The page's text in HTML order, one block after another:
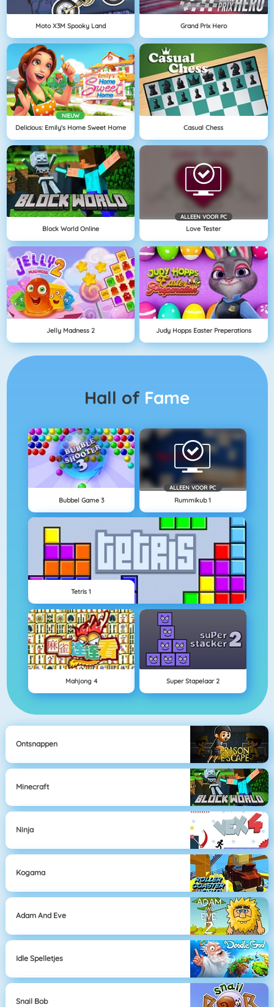
Moto X3M Spooky Land Grand Prix Hero
NIEUW
Delicious: Emily's Home Sweet Home Casual Chess
Block World Online
ALLEEN VOOR PC
Love Tester
Jelly Madness 2 Judy Hopps Easter Preperations
Hall of Fame
Bubbel Game 3
ALLEEN VOOR PC
Rummikub 1
Tetris 1
Mahjong 4 Super Stapelaar 2
Ontsnappen
Minecraft
Ninja
Kogama
Adam And Eve
Idle Spelletjes
Snail Bob